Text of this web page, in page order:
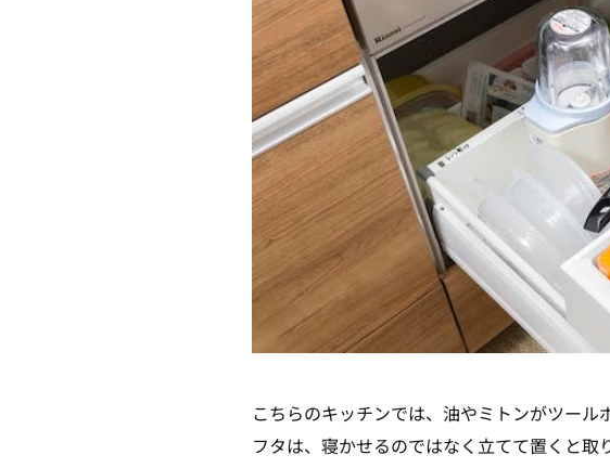
こちらのキッチンでは、油やミトンがツール
フタは、寝かせるのではなく立てて置くと取